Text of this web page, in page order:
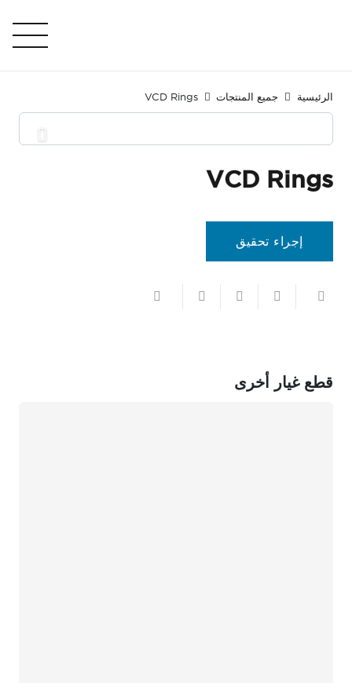
الرئيسية جميع المنتجات VCD Rings
VCD Rings
إجراء تحقيق
قطع غيار أخرى